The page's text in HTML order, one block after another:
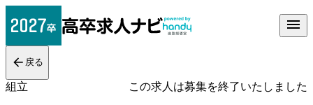
戻る
組立 この求人は募集を終了いたしました